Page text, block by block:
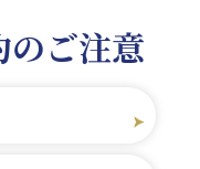
のご注意